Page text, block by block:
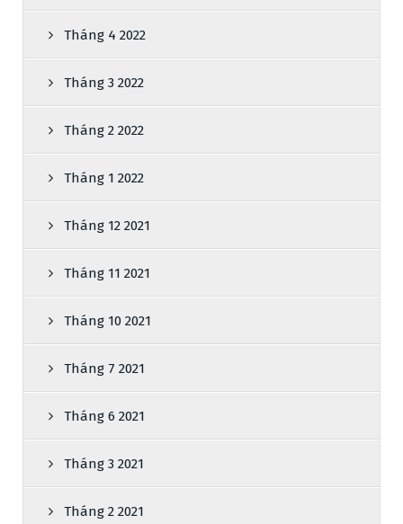
Tháng 4 2022
Tháng 3 2022
Tháng 2 2022
Tháng 1 2022
Tháng 12 2021
Tháng 11 2021
Tháng 10 2021
Tháng 7 2021
Tháng 6 2021
Tháng 3 2021
Tháng 2 2021